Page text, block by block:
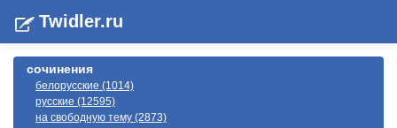
Twidler.ru
сочинения
белорусские (1014)
русские (12595)
на свободную тему (2873)